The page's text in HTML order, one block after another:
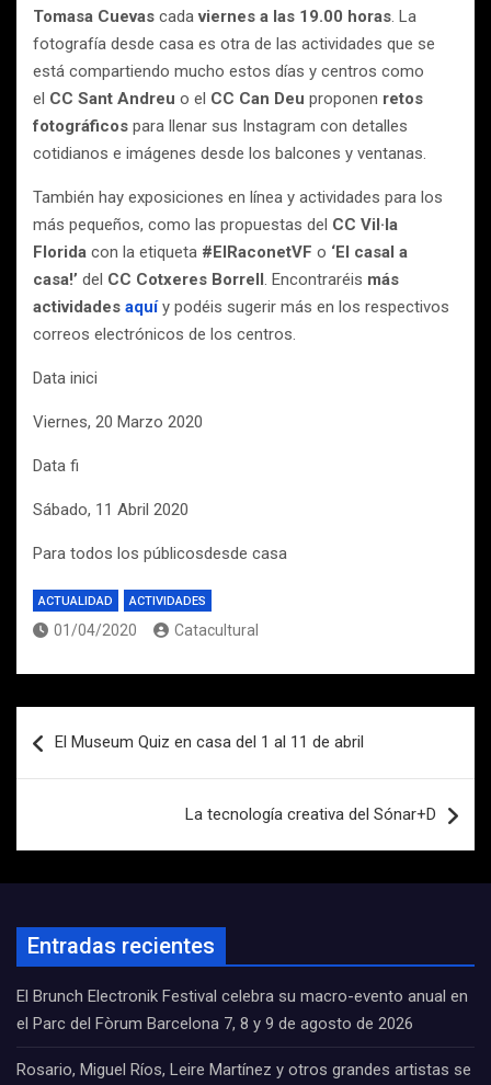
Tomasa Cuevas cadaviernes a las 19.00 horas. La
fotografía desde casa es otra de las actividades que se
está compartiendo mucho estos días y centros como
el CC Sant Andreu o el CC Can Deu proponen retos
fotográficos para llenar sus Instagram con detalles
cotidianos e imágenes desde los balcones y ventanas.
También hay exposiciones en línea y actividades para los
más pequeños, como las propuestas del CC Vil·la
Florida con la etiqueta #ElRaconetVF o ‘El casal a
casa!’ del CC Cotxeres Borrell. Encontraréis más
actividades aquíy podéis sugerir más en los respectivos
correos electrónicos de los centros.
Data inici
Viernes, 20 Marzo 2020
Data fi
Sábado, 11 Abril 2020
Para todos los públicosdesde casa
ACTUALIDAD ACTIVIDADES
01/04/2020 Catacultural
de
El Museum Quiz en casa del 1 al 11 de abril
La tecnología creativa del Sónar+D
Entradas recientes
El Brunch Electronik Festival celebra su macro-evento anual en
el Parc del Fòrum Barcelona 7, 8 y 9 de agosto de 2026
Rosario, Miguel Ríos, Leire Martínez y otros grandes artistas se